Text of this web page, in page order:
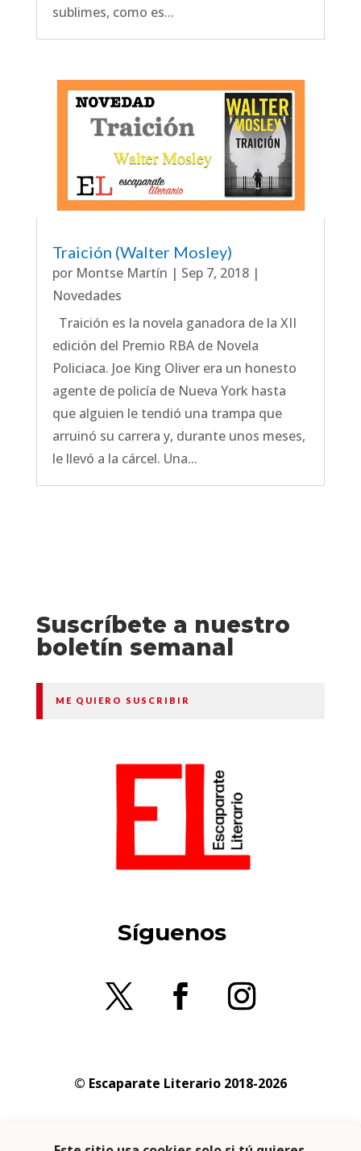
sublimes, como es...
Traición (Walter Mosley)
por Montse Martín | Sep 7, 2018|
Novedades
Traición es la novela ganadora de la XII
edición del Premio RBA de Novela
Policiaca. Joe King Oliver era un honesto
agente de policía de Nueva York hasta
que alguien le tendió una trampa que
arruinó su carrera y, durante unos meses,
le llevó a la cárcel. Una...
Suscríbete a nuestro
boletín semanal
ME QUIERO SUSCRIBIR
Síguenos
© Escaparate Literario 2018-2026